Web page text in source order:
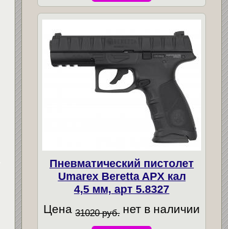
Пневматический пистолет
Umarex Beretta APX кал
4,5 мм, арт 5.8327
Цена31020 руб. нет в наличии